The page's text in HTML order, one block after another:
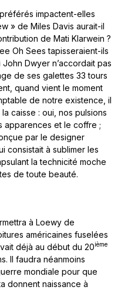
impactent-elles
» de Miles Davis aurait-il
de Mati Klarwein ?
Oh Sees tapisseraient-ils
Dwyer n’accordait pas
de ses galettes 33 tours
quand vient le moment
de notre existence, il
caisse : oui, nos pulsions
apparences et le coffre ;
par le designer
consistait à sublimer les
la technicité moche
de toute beauté.
à Loewy de
américaines fuselées
déjà au début du 20ième
Il faudra néanmoins
mondiale pour que
donnent naissance à